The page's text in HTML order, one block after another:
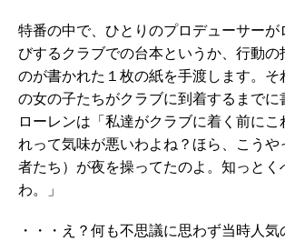
特番の中で、ひとりのプロデューサーが
びするクラブでの台本というか、行動の
のが書かれた１枚の紙を手渡します。そ
の女の子たちがクラブに到着するまでに
ローレンは「私達がクラブに着く前にこ
れって気味が悪いわよね？ほら、こうや
者たち）が夜を操ってたのよ。知っとく
わ。」
・・・え？何も不思議に思わず当時人